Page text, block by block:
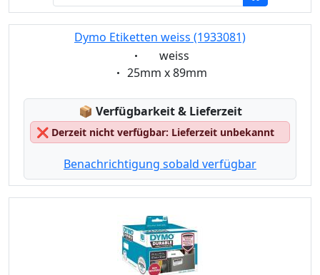
Dymo Etiketten weiss (1933081)
Eigenschaft:
weiss
Eigenschaft:
25mm x 89mm
📦 Lagerstatus:
Verfügbarkeit & Lieferzeit
❌ Derzeit nicht verfügbar: Lieferzeit unbekannt
Benachrichtigung sobald verfügbar